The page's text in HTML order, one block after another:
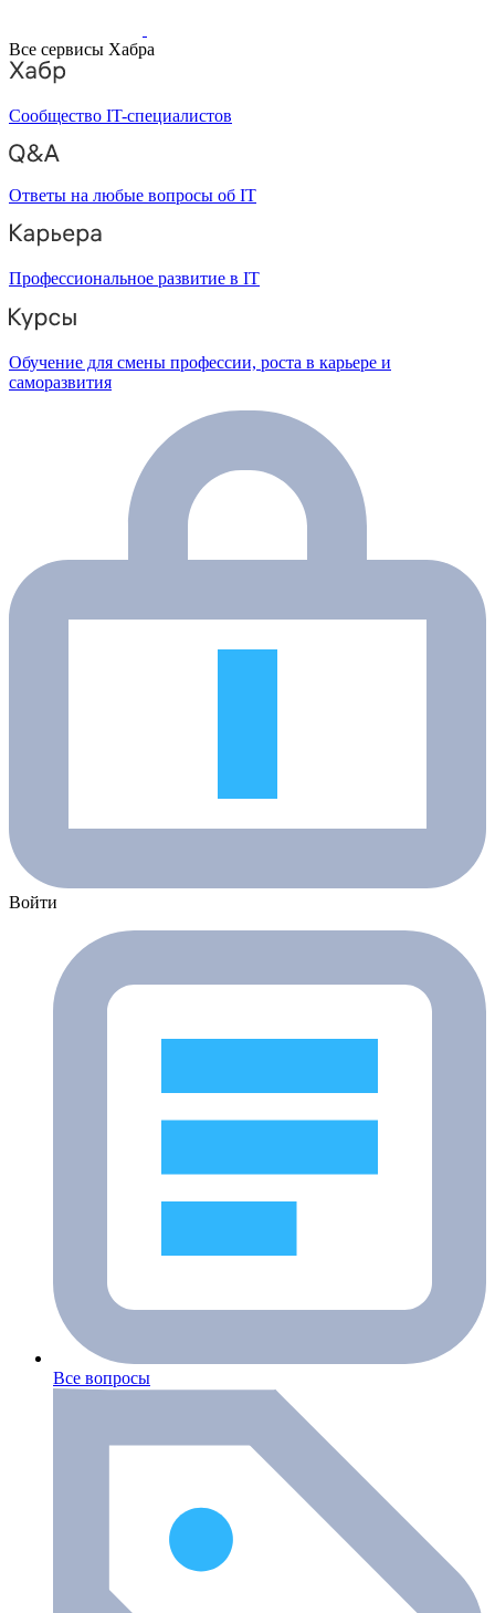
Все сервисы Хабра
Сообщество IT-специалистов
Ответы на любые вопросы об IT
Профессиональное развитие в IT
Обучение для смены профессии, роста в карьере и
саморазвития
Войти
Все вопросы